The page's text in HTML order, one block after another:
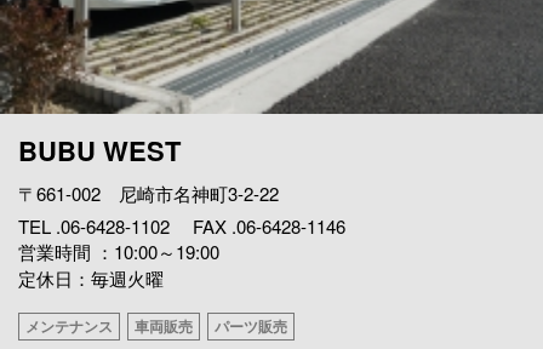
BUBU WEST
〒661-002 尼崎市名神町3-2-22
TEL .06-6428-1102 FAX .06-6428-1146
営業時間 ：10:00～19:00
定休日：毎週火曜
メンテナンス 車両販売 パーツ販売